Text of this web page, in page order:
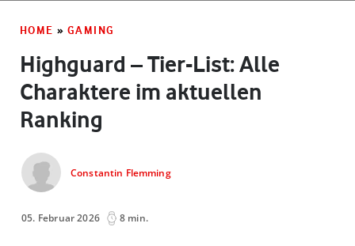
HOME » GAMING
Highguard – Tier-List: Alle
Charaktere im aktuellen
Ranking
Constantin Flemming
05. Februar 2026 8 min.